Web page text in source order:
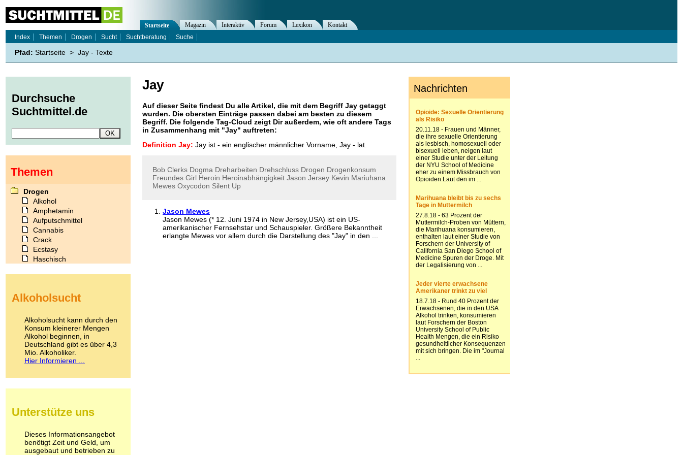
Jay
Auf dieser Seite findest Du alle Artikel, die mit dem Begriff Jay getaggt
wurden. Die obersten Einträge passen dabei am besten zu diesem
Begriff. Die folgende Tag-Cloud zeigt Dir außerdem, wie oft andere Tags
in Zusammenhang mit "Jay" auftreten:
Definition Jay: Jay ist - ein englischer männlicher Vorname, Jay - lat.
Bob Clerks Dogma Dreharbeiten Drehschluss Drogen Drogenkonsum
Freundes Girl Heroin Heroinabhängigkeit Jason Jersey Kevin Mariuhana
Mewes Oxycodon Silent Up
Jason Mewes
Jason Mewes (* 12. Juni 1974 in New Jersey,USA) ist ein US-
amerikanischer Fernsehstar und Schauspieler. Größere Bekanntheit
erlangte Mewes vor allem durch die Darstellung des "Jay" in den ...
Startseite Magazin Interaktiv Forum Lexikon
Kontakt
Index
Themen Drogen Sucht Suchtberatung Suche
Pfad: Startseite > Jay - Texte
Durchsuche
Suchtmittel.de
Themen
Drogen
Alkohol
Amphetamin
Aufputschmittel
Cannabis
Crack
Ecstasy
Haschisch
Kokain
LSD
Marihuana
Medikamente
Meskalin
Metamphetamin
Methadon
Pilze
Psychopharmaka
Schlafmittel
Schmerzmittel
Alkoholsucht
Alkoholsucht kann durch den
Konsum kleinerer Mengen
Alkohol beginnen, in
Deutschland gibt es über 4,3
Mio. Alkoholiker.
Hier Informieren ...
Unterstütze uns
Dieses Informationsangebot
benötigt Zeit und Geld, um
ausgebaut und betrieben zu